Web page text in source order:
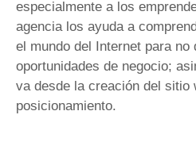
especialmente a los
agencia los ayuda a
el mundo del Internet para no
oportunidades de negocio;
va desde la creación del sitio
posicionamiento.